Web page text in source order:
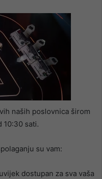
naših poslovnica širom
10:30 sati.
su vam:
dostupan za sva vaša